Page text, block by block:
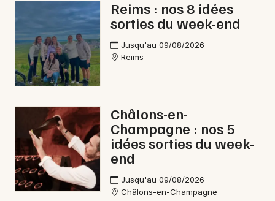
Reims : nos 8 idées
sorties du week-end
Jusqu'au 09/08/2026
Reims
Châlons-en-
Champagne : nos 5
idées sorties du week-
end
Jusqu'au 09/08/2026
Châlons-en-Champagne